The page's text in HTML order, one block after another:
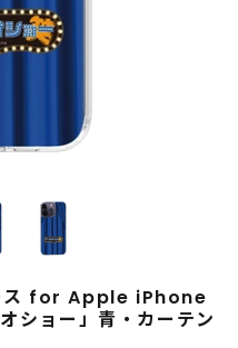
ス for Apple iPhone
ショー」青・カーテン